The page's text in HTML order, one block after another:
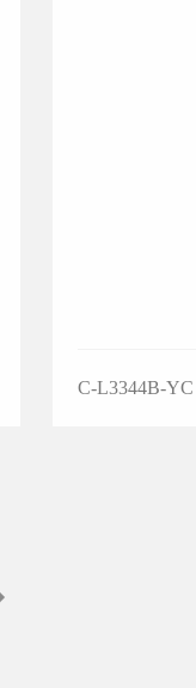
C-L3344B-YC